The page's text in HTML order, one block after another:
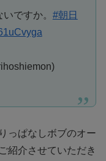
ですか。 #朝日
っぱなしボブのオー
紹介させていただき